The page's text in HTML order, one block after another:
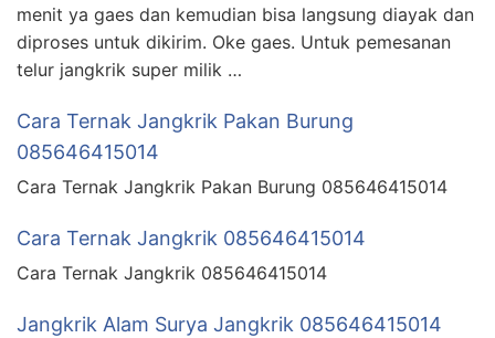
menit ya gaes dan kemudian bisa langsung diayak dan
diproses untuk dikirim. Oke gaes. Untuk pemesanan
telur jangkrik super milik …
Cara Ternak Jangkrik Pakan Burung
085646415014
Cara Ternak Jangkrik Pakan Burung 085646415014
Cara Ternak Jangkrik 085646415014
Cara Ternak Jangkrik 085646415014
Jangkrik Alam Surya Jangkrik 085646415014